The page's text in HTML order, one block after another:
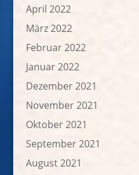
April 2022
März 2022
Februar 2022
Januar 2022
Dezember 2021
November 2021
Oktober 2021
September 2021
August 2021